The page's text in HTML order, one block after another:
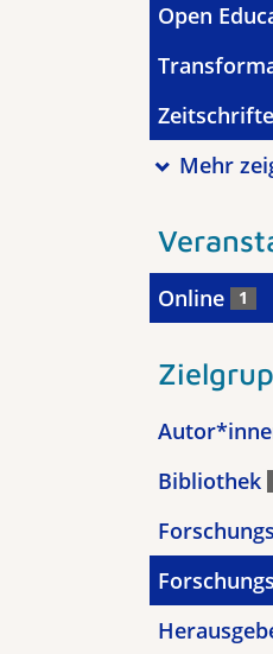
Open
Mehr
Online 1
Bibliothek